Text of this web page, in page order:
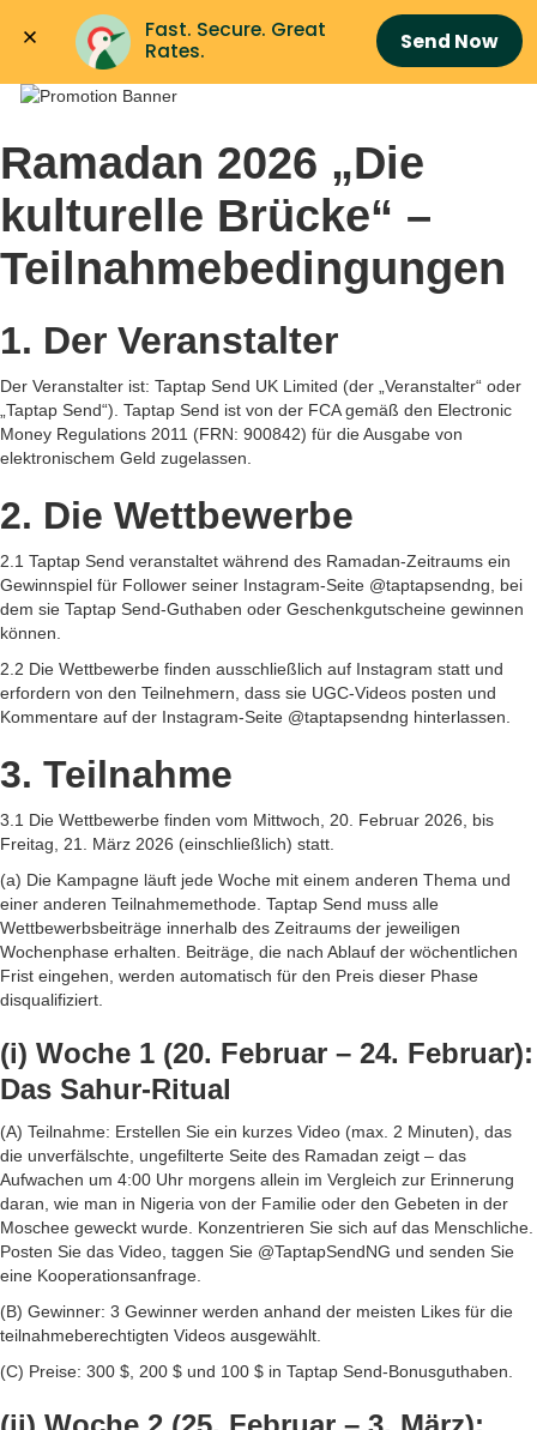
Fast. Secure. Great
Rates.
Send Now
Ramadan 2026 „Die
kulturelle Brücke“ –
Teilnahmebedingungen
1. Der Veranstalter
Der Veranstalter ist: Taptap Send UK Limited (der „Veranstalter“ oder
„Taptap Send“). Taptap Send ist von der FCA gemäß den Electronic
Money Regulations 2011 (FRN: 900842) für die Ausgabe von
elektronischem Geld zugelassen.
2. Die Wettbewerbe
2.1 Taptap Send veranstaltet während des Ramadan-Zeitraums ein
Gewinnspiel für Follower seiner Instagram-Seite @taptapsendng, bei
dem sie Taptap Send-Guthaben oder Geschenkgutscheine gewinnen
können.
2.2 Die Wettbewerbe finden ausschließlich auf Instagram statt und
erfordern von den Teilnehmern, dass sie UGC-Videos posten und
Kommentare auf der Instagram-Seite @taptapsendng hinterlassen.
3. Teilnahme
3.1 Die Wettbewerbe finden vom Mittwoch, 20. Februar 2026, bis
Freitag, 21. März 2026 (einschließlich) statt.
(a) Die Kampagne läuft jede Woche mit einem anderen Thema und
einer anderen Teilnahmemethode. Taptap Send muss alle
Wettbewerbsbeiträge innerhalb des Zeitraums der jeweiligen
Wochenphase erhalten. Beiträge, die nach Ablauf der wöchentlichen
Frist eingehen, werden automatisch für den Preis dieser Phase
disqualifiziert.
(i) Woche 1 (20. Februar – 24. Februar):
Das Sahur-Ritual
(A) Teilnahme: Erstellen Sie ein kurzes Video (max. 2 Minuten), das
die unverfälschte, ungefilterte Seite des Ramadan zeigt – das
Aufwachen um 4:00 Uhr morgens allein im Vergleich zur Erinnerung
daran, wie man in Nigeria von der Familie oder den Gebeten in der
Moschee geweckt wurde. Konzentrieren Sie sich auf das Menschliche.
Posten Sie das Video, taggen Sie @TaptapSendNG und senden Sie
eine Kooperationsanfrage.
(B) Gewinner: 3 Gewinner werden anhand der meisten Likes für die
teilnahmeberechtigten Videos ausgewählt.
(C) Preise: 300 $, 200 $ und 100 $ in Taptap Send-Bonusguthaben.